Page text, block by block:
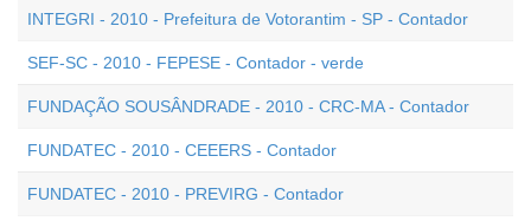
INTEGRI - 2010 - Prefeitura de Votorantim - SP - Contador
SEF-SC - 2010 - FEPESE - Contador - verde
FUNDAÇÃO SOUSÂNDRADE - 2010 - CRC-MA - Contador
FUNDATEC - 2010 - CEEERS - Contador
FUNDATEC - 2010 - PREVIRG - Contador